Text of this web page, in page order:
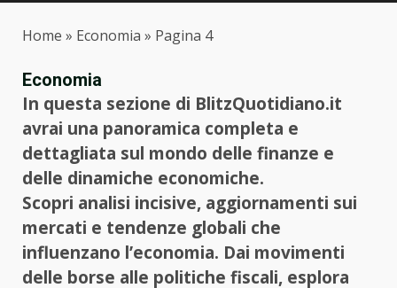
Home » Economia » Pagina 4
Economia
In questa sezione di BlitzQuotidiano.it
avrai una panoramica completa e
dettagliata sul mondo delle finanze e
delle dinamiche economiche.
Scopri analisi incisive, aggiornamenti sui
mercati e tendenze globali che
influenzano l’economia. Dai movimenti
delle borse alle politiche fiscali, esplora